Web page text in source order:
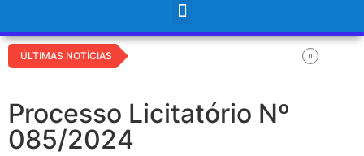
ÚLTIMAS NOTÍCIAS
Processo Licitatório Nº
085/2024